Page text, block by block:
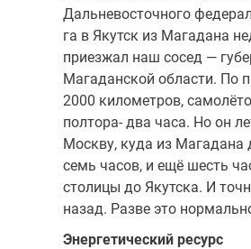
Дальневосточного
га в Якутск из Магадана
приезжал наш сосед —
Мага­данской области. По
2000 километров,
полтора- два часа. Но он
Москву, куда из Магадана
семь часов, и ещё шесть
столицы до Якутска. И
назад. Разве это
Энергетический ресурс